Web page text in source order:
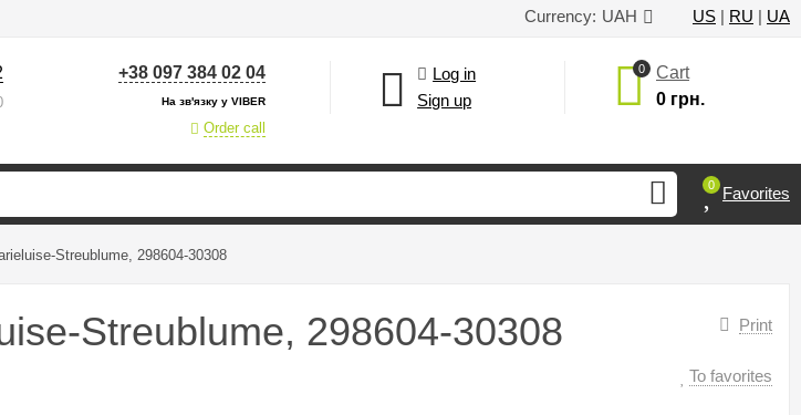
Currency: UAH US | RU | UA
+38 097 384 02 04
На зв'язку у VIBER
Order call
Log in
Sign up
0
Cart
0 грн.
0 Favorites
Streublume, 298604-30308
Print
Streublume, 298604-30308
To favorites